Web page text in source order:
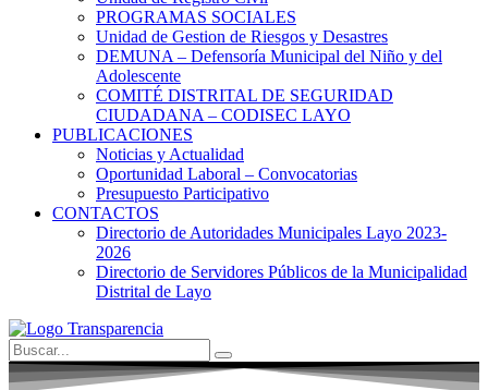
PROGRAMAS SOCIALES
Unidad de Gestion de Riesgos y Desastres
DEMUNA – Defensoría Municipal del Niño y del
Adolescente
COMITÉ DISTRITAL DE SEGURIDAD
CIUDADANA – CODISEC LAYO
PUBLICACIONES
Noticias y Actualidad
Oportunidad Laboral – Convocatorias
Presupuesto Participativo
CONTACTOS
Directorio de Autoridades Municipales Layo 2023-
2026
Directorio de Servidores Públicos de la Municipalidad
Distrital de Layo